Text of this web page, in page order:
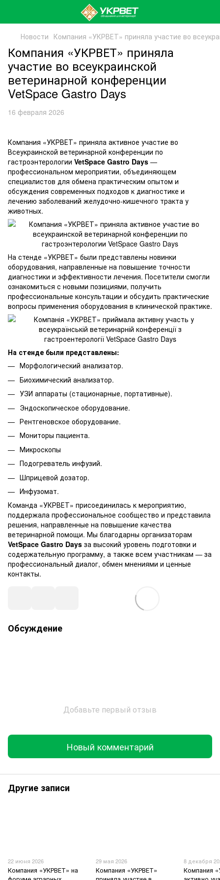
Новости Компания «УКРВЕТ» приняла участие во
Компания «УКРВЕТ» приняла
участие во всеукраинской
ветеринарной конференции
VetSpace Gastro Days
16 февраля 2026
Компания «УКРВЕТ» приняла активное участие во
Всеукраинской ветеринарной конференции по
гастроэнтерологии VetSpace Gastro Days —
профессиональном мероприятии, объединяющем
специалистов для обмена практическим опытом и
обсуждения современных подходов к диагностике и
лечению заболеваний желудочно-кишечного тракта у
животных.
На стенде «УКРВЕТ» были представлены новинки
оборудования, направленные на повышение точности
диагностики и эффективности лечения. Посетители смогли
ознакомиться с новыми позициями, получить
профессиональные консультации и обсудить практические
вопросы применения оборудования в клинической практике.
На стенде были представлены:
Морфологический анализатор.
Биохимический анализатор.
УЗИ аппараты (стационарные, портативные).
Эндоскопическое оборудование.
Рентгеновское оборудование.
Мониторы пациента.
Микроскопы
Подогреватель инфузий.
Шприцевой дозатор.
Инфузомат.
Команда «УКРВЕТ» присоединилась к мероприятию,
поддержала профессиональное сообщество и представила
решения, направленные на повышение качества
ветеринарной помощи. Мы благодарны организаторам
VetSpace Gastro Days за высокий уровень подготовки и
содержательную программу, а также всем участникам — за
профессиональный диалог, обмен мнениями и ценные
контакты.
Обсуждение
Добавьте первый отзыв
Новый комментарий
Другие записи
22 июня 2026
Компания «УКРВЕТ» на
29 мая 2026
Компания «УКРВЕТ»
8 декабря
Компания